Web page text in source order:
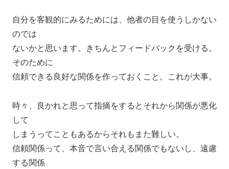
自分を客観的にみるためには、他者の目を使うしかない
のでは
ないかと思います。きちんとフィードバックを受ける。
そのために
信頼できる良好な関係を作っておくこと。これが大事。
時々、良かれと思って指摘をするとそれから関係が悪化
して
しまうってこともあるからそれもまた難しい。
信頼関係って、本音で言い合える関係でもないし、遠慮
する関係